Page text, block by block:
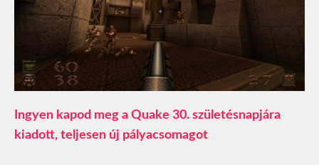
Ingyen kapod meg a Quake 30. születésnapjára
kiadott, teljesen új pályacsomagot